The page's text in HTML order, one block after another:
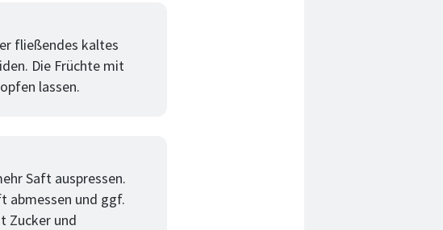
fließendes kaltes
Die Früchte mit
lassen.
Saft auspressen.
abmessen und ggf.
Zucker und